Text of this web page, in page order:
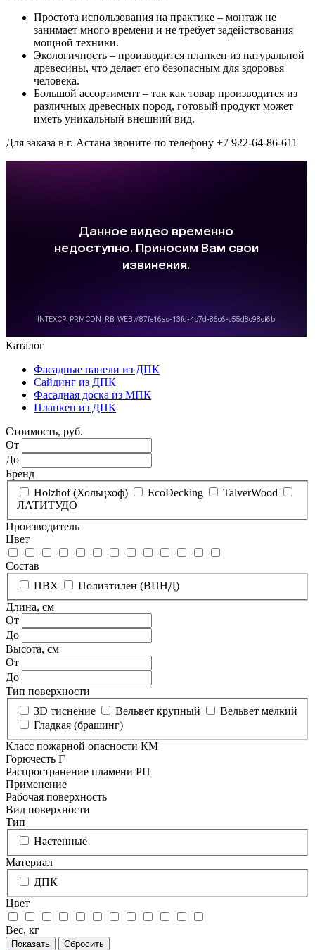
Простота использования на практике – монтаж не
занимает много времени и не требует задействования
мощной техники.
Экологичность – производится планкен из натуральной
древесины, что делает его безопасным для здоровья
человека.
Большой ассортимент – так как товар производится из
различных древесных пород, готовый продукт может
иметь уникальный внешний вид.
Для заказа в г. Астана звоните по телефону +7 922-64-86-611
Каталог
Фасадные панели из ДПК
Сайдинг из ДПК
Фасадная доска из МПК
Планкен из ДПК
Стоимость, руб.
От
До
Бренд
Holzhof (Хольцхоф)
EcoDecking
TalverWood
ЛАТИТУДО
Производитель
Цвет
Состав
ПВХ
Полиэтилен (ВПНД)
Длина, см
От
До
Высота, см
От
До
Тип поверхности
3D тиснение
Вельвет крупный
Вельвет мелкий
Гладкая (брашинг)
Класс пожарной опасности КМ
Горючесть Г
Распространение пламени РП
Применение
Рабочая поверхность
Вид поверхности
Тип
Настенные
Материал
ДПК
Цвет
Вес, кг